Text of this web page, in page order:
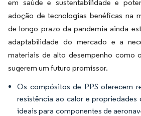
em saúde e sustentabilidade e
adoção de tecnologias benéficas na
de longo prazo da pandemia ainda
adaptabilidade do mercado e a
materiais de alto desempenho como
sugerem um futuro promissor.
Os compósitos de PPS oferecem
resistência ao calor e propriedades
ideais para componentes de